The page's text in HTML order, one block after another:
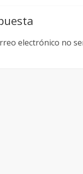
electrónico no